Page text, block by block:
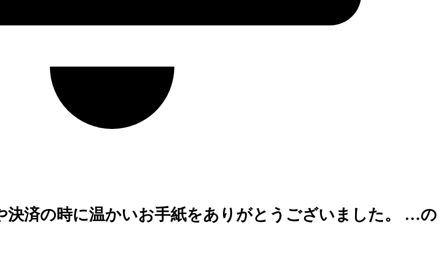
決済の時に温かいお手紙をありがとうございました。 …の